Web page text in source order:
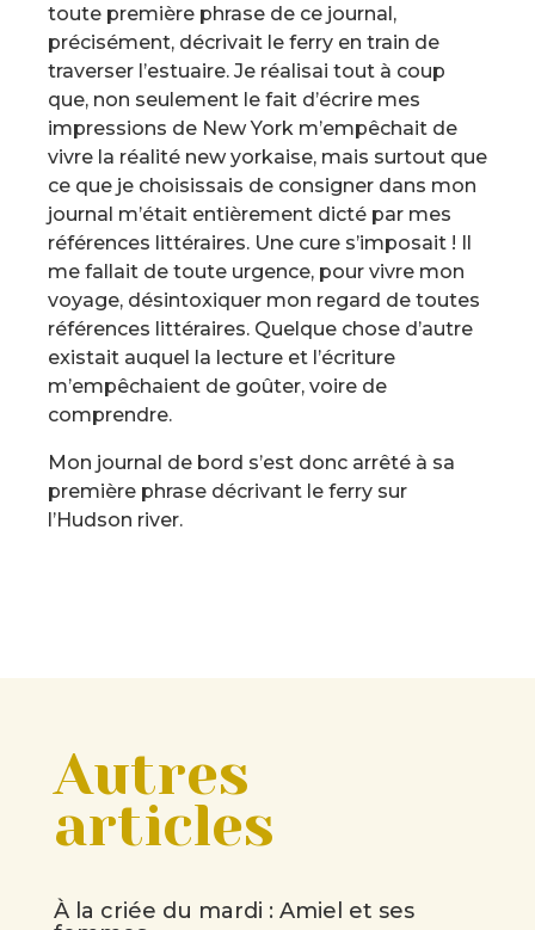
toute première phrase de ce journal,
précisément, décrivait le ferry en train de
traverser l’estuaire. Je réalisai tout à coup
que, non seulement le fait d’écrire mes
impressions de New York m’empêchait de
vivre la réalité new yorkaise, mais surtout que
ce que je choisissais de consigner dans mon
journal m’était entièrement dicté par mes
références littéraires. Une cure s’imposait ! Il
me fallait de toute urgence, pour vivre mon
voyage, désintoxiquer mon regard de toutes
références littéraires. Quelque chose d’autre
existait auquel la lecture et l’écriture
m’empêchaient de goûter, voire de
comprendre.
Mon journal de bord s’est donc arrêté à sa
première phrase décrivant le ferry sur
l’Hudson river.
Autres
articles
À la criée du mardi : Amiel et ses